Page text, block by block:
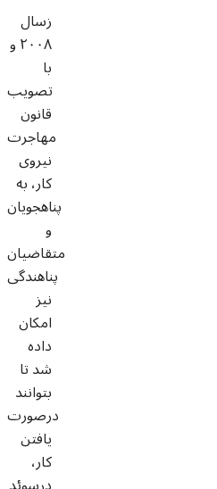
زسال
۲۰۰۸ و
با
تصویب
قانون
مهاجرت
نیروی
کار، به
پناهجویان
و
متقاضیان
پناهندگی
نیز
امکان
داده
شد تا
بتوانند
درصورت
یافتن
کار،